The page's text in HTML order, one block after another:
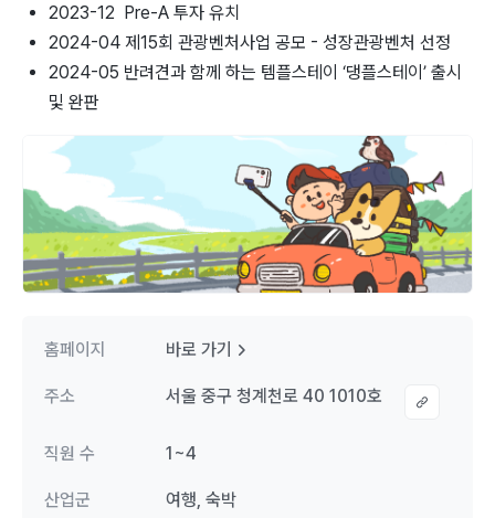
2023-12 Pre-A 투자 유치
2024-04 제15회 관광벤처사업 공모 - 성장관광벤처 선정
2024-05 반려견과 함께 하는 템플스테이 ‘댕플스테이’ 출시
및 완판
홈페이지 바로 가기
주소 서울 중구 청계천로 40 1010호
직원 수 1~4
산업군 여행, 숙박